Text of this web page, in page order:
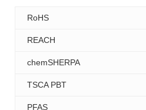
RoHS
REACH
chemSHERPA
TSCA PBT
PFAS